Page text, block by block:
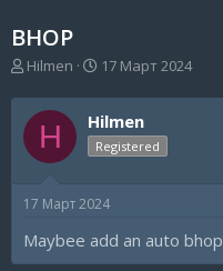
BHOP
А
т
о
р
м
Hilmen
Д
т
а
н
а
а
17 Март 2024
H Hilmen
Registered
17 Март 2024
Maybee add an auto bhop